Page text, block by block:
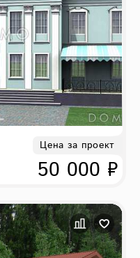
Цена за проект
50 000 ₽